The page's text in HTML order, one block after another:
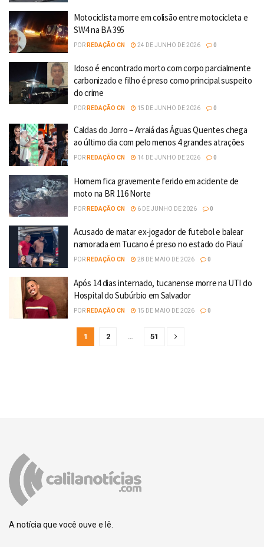
Motociclista morre em colisão entre motocicleta e
SW4 na BA 395
POR REDAÇÃO CN 24 DE JUNHO DE 2026 0
Idoso é encontrado morto com corpo parcialmente
carbonizado e filho é preso como principal suspeito
do crime
POR REDAÇÃO CN 15 DE JUNHO DE 2026 0
Caldas do Jorro – Arraiá das Águas Quentes chega
ao último dia com pelo menos 4 grandes atrações
POR REDAÇÃO CN 14 DE JUNHO DE 2026 0
Homem fica gravemente ferido em acidente de
moto na BR 116 Norte
POR REDAÇÃO CN 6 DE JUNHO DE 2026 0
Acusado de matar ex-jogador de futebol e balear
namorada em Tucano é preso no estado do Piauí
POR REDAÇÃO CN 28 DE MAIO DE 2026 0
Após 14 dias internado, tucanense morre na UTI do
Hospital do Subúrbio em Salvador
POR REDAÇÃO CN 15 DE MAIO DE 2026 0
1 2 … 51
A notícia que você ouve e lê.